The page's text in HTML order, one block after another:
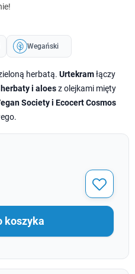
Wegański
herbatą. Urtekramłączy
i aloesz olejkami mięty
Society i Ecocert Cosmos
koszyka